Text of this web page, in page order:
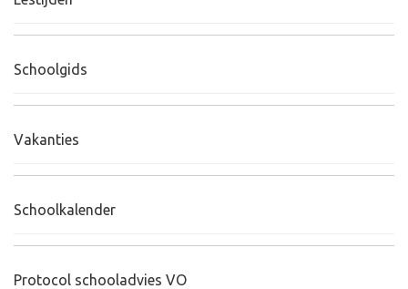
Schoolgids
Vakanties
Schoolkalender
Protocol schooladvies VO